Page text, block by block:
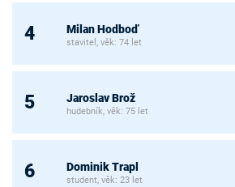
4 Milan Hodboď
stavitel, věk: 74 let
5 Jaroslav Brož
hudebník, věk: 75 let
6 Dominik Trapl
student, věk: 23 let